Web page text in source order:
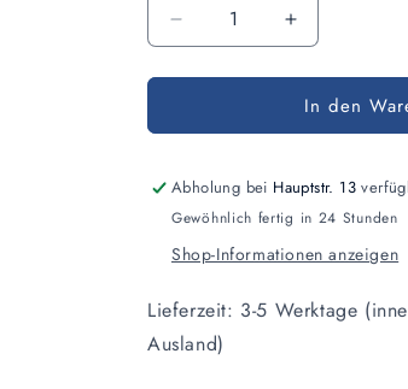
Verringere
die
Menge
Panel
Santa
Advent
Erhöhe
die
Menge
für
Panel
Santa
Advent
In den
Abholung bei Hauptstr. 13
Gewöhnlich fertig in 24 Stunden
Shop-Informationen anzeigen
Lieferzeit: 3-5 Werktage
Ausland)